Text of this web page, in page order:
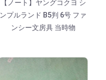
【ノート】ヤングコクヨ シ
ンプルランド B5判 6号 ファ
ンシー文房具 当時物